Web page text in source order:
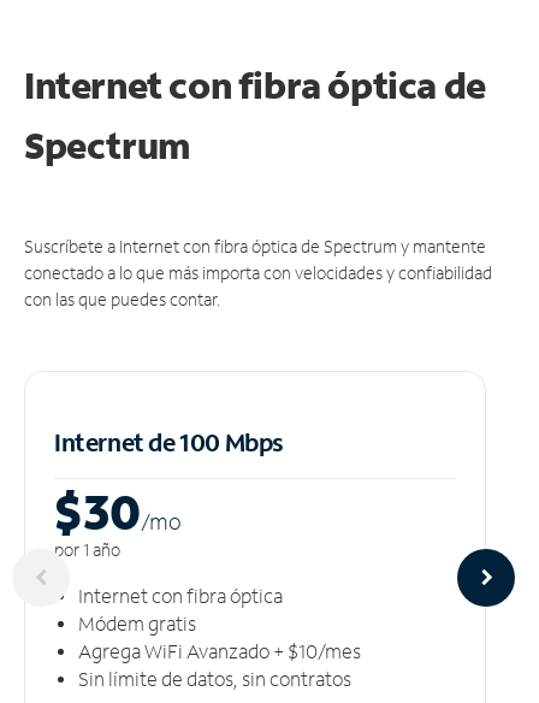
Internet con fibra óptica de
Spectrum
Suscríbete a Internet con fibra óptica de Spectrum y mantente
conectado a lo que más importa con velocidades y confiabilidad
con las que puedes contar.
Internet de 100 Mbps
$30/mo
por 1 año
Internet con fibra óptica
Módem gratis
Agrega WiFi Avanzado + $10/mes
Sin límite de datos, sin contratos